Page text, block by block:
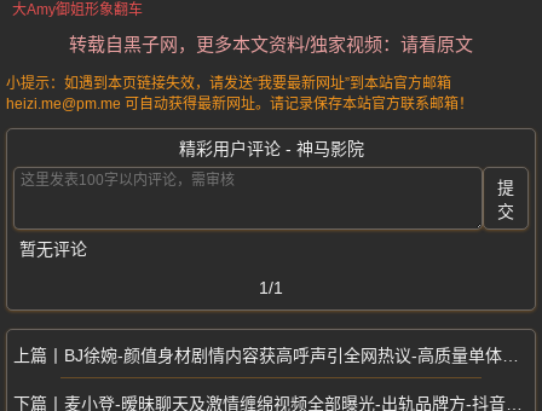
大Amy御姐形象翻车
转载自黑子网，更多本文资料/独家视频：请看原文
小提示：如遇到本页链接失效，请发送“我要最新网址”到本站官方邮箱
heizi.me@pm.me 可自动获得最新网址。请记录保存本站官方联系邮箱！
精彩用户评论 - 神马影院
提
交
暂无评论
1/1
BJ徐婉-颜值身材剧情内容获高呼声引全网热议-高质量单体视频更新
麦小登-暧昧聊天及激情缠绵视频全部曝光-出轨品牌方-抖音2千万粉丝网红